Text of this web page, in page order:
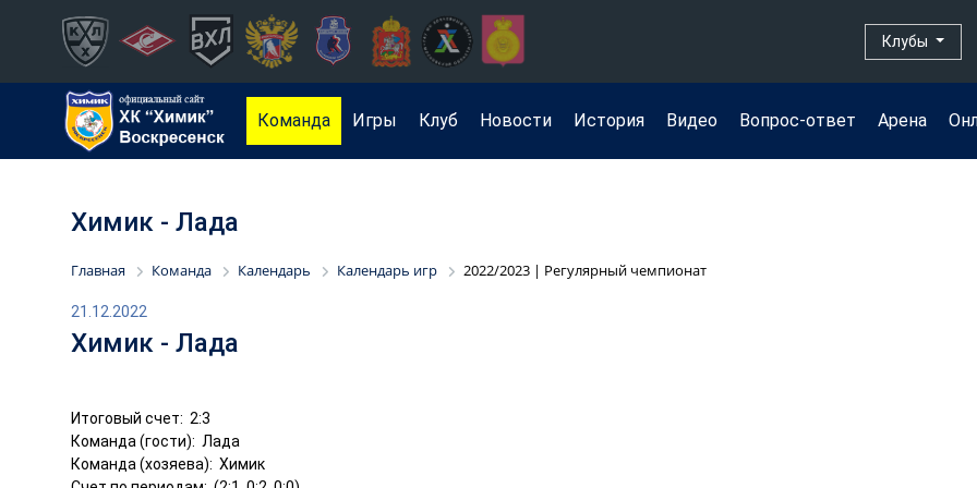
Клубы
Команда Игры Клуб Новости История Видео Вопрос-ответ Арена
Химик - Лада
Главная Команда Календарь Календарь игр 2022/2023 | Регулярный чемпионат
21.12.2022
Химик - Лада
Итоговый счет: 2:3
Команда (гости): Лада
Команда (хозяева): Химик